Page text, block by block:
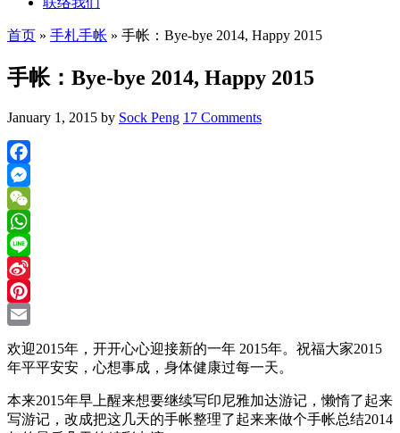
首页 » 手札手帐 » 手帐：Bye-bye 2014, Happy 2015
手帐：Bye-bye 2014, Happy 2015
January 1, 2015 by Sock Peng 17 Comments
Facebook
Messenger
WeChat
WhatsApp
Line
Sina
Weibo
Pinterest
欢迎2015年，开开心心迎接新的一年 2015年。祝福大家2015
年平平安安，心想事成，身体健康过每一天。
本来2015年早上醒来想要继续写印尼雅加达游记，懒惰了起来
写游记，改成把这几天的手帐整理了起来来做个手帐总结2014